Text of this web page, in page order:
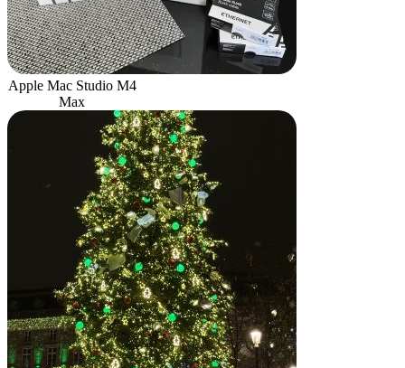
Apple Mac Studio M4
Max